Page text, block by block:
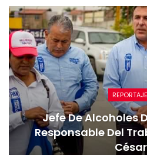
Jefe De Alcoholes
Responsable Del